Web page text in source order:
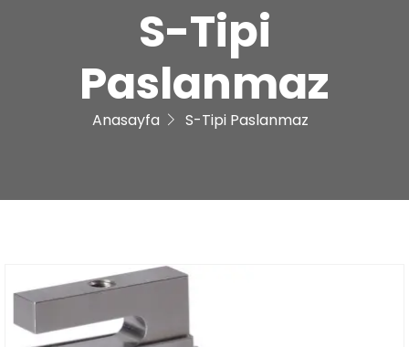
S-Tipi
Paslanmaz
Anasayfa S-Tipi Paslanmaz